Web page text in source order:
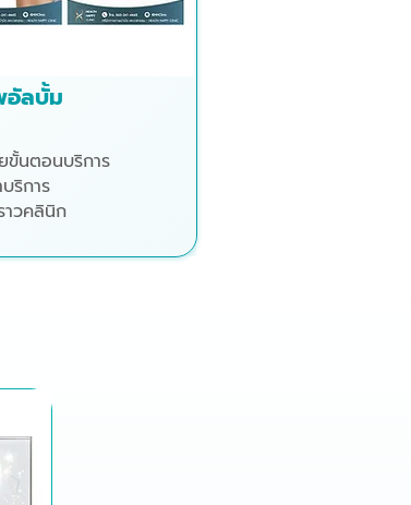
อัลบั้ม
ขั้นตอนบริการ
ริการ
าวคลินิก